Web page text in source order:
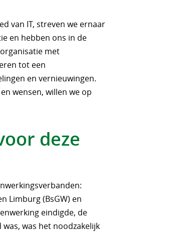
van IT, streven we ernaar
en hebben ons in de
met
tot een
en vernieuwingen.
wensen, willen we op
deze
Limburg (BsGW) en
eindigde, de
was het noodzakelijk